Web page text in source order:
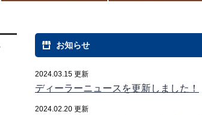
お知らせ
2024.03.15 更新
ディーラーニュースを更新しました！
2024.02.20 更新